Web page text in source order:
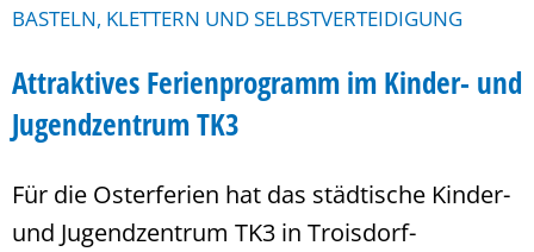
BASTELN, KLETTERN UND SELBSTVERTEIDIGUNG
Attraktives Ferienprogramm im Kinder- und
Jugendzentrum TK3
Für die Osterferien hat das städtische Kinder-
und Jugendzentrum TK3 in Troisdorf-